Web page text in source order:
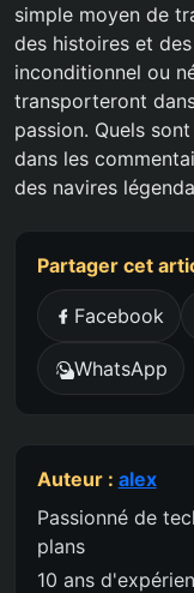
simple moyen de
des histoires et
inconditionnel ou
transporteront
passion. Quels
dans les
des navires
Partager cet
Facebook
WhatsApp
Auteur : alex
Passionné de
plans
10 ans